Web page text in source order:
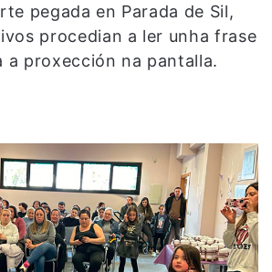
pegada en Parada de Sil,
procedian a ler unha frase
a proxección na pantalla.